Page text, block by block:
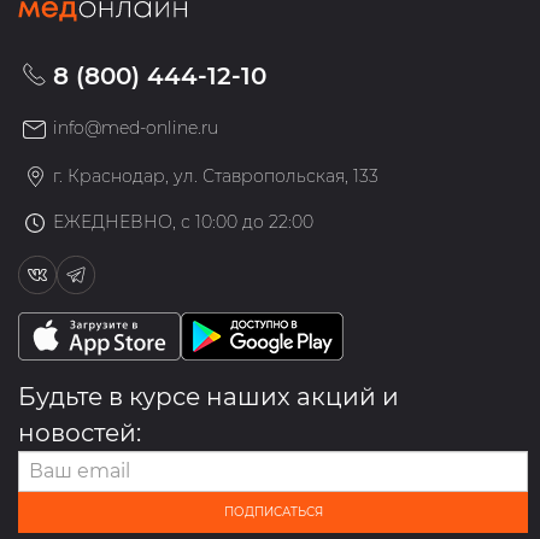
8 (800) 444-12-10
info@med-online.ru
г. Краснодар, ул. Ставропольская, 133
ЕЖЕДНЕВНО, с 10:00 до 22:00
Будьте в курсе наших акций и
новостей:
ПОДПИСАТЬСЯ